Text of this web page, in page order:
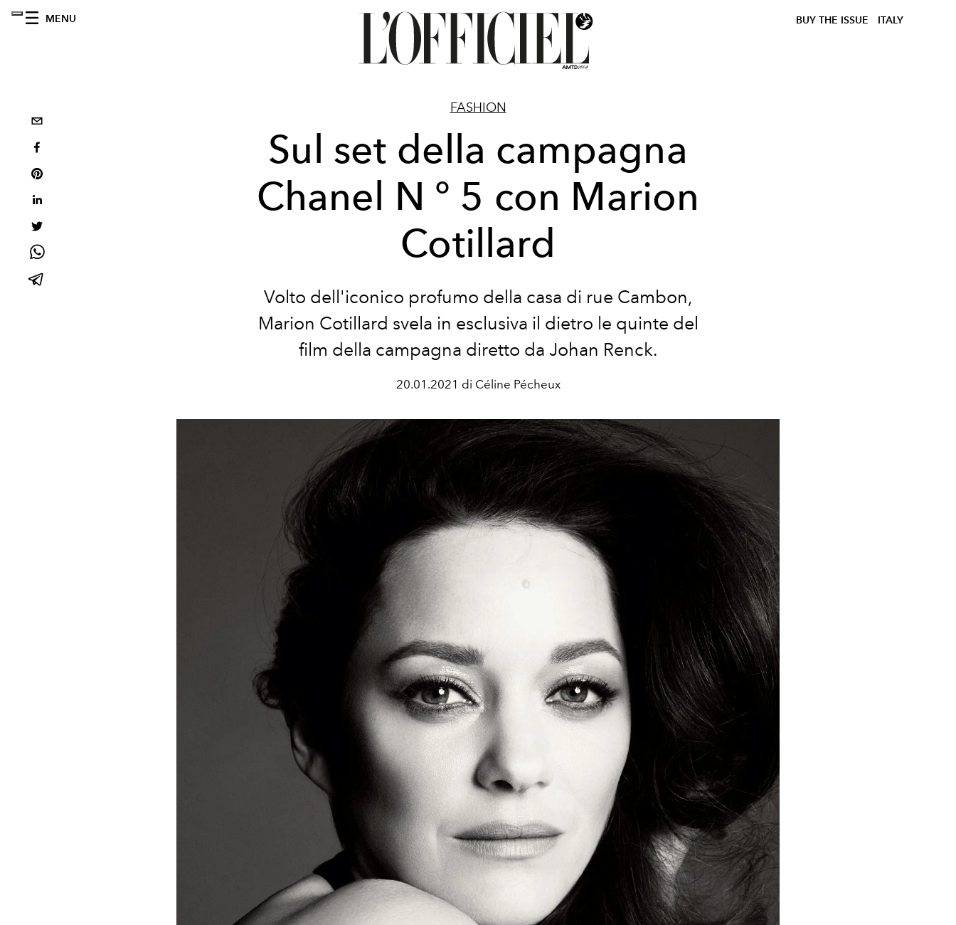
MENU BUY THE ISSUE ITALY
FASHION
Sul set della campagna
Chanel N ° 5 con Marion
Cotillard
Volto dell'iconico profumo della casa di rue Cambon,
Marion Cotillard svela in esclusiva il dietro le quinte del
film della campagna diretto da Johan Renck.
20.01.2021 di Céline Pécheux